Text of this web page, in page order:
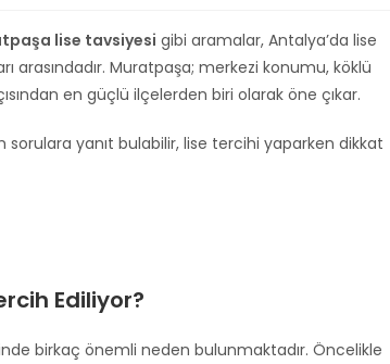
lise tavsiyesi gibi aramalar, Antalya’da lise
Muratpaşa; merkezi konumu, köklü
en güçlü ilçelerden biri olarak öne çıkar.
yanıt bulabilir, lise tercihi yaparken dikkat
Ediliyor?
birkaç önemli neden bulunmaktadır. Öncelikle